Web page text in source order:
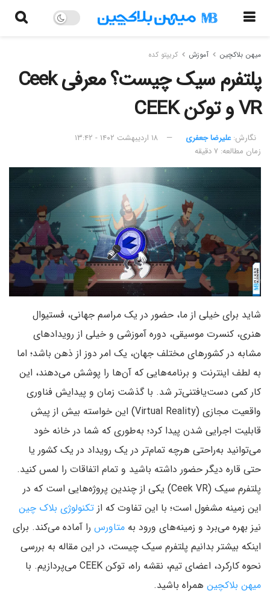
میهن بلاکچین آموزش کریپتو کده
پلتفرم سیک چیست؟ معرفی Ceek
VR و توکن CEEK
نگارش:‌ علیرضا جعفری
۱۸ اردیبهشت ۱۴۰۲ - ۱۳:۴۲
زمان مطالعه: ۷ دقیقه
شاید برای خیلی از ما، حضور در یک مراسم جهانی، فستیوال
هنری، کنسرت موسیقی، دوره‌ آموزشی و خیلی از رویدادهای
مشابه در کشورهای مختلف جهان، یک امر دوز از ذهن باشد؛ اما
به لطف اینترنت و برنامه‌هایی که آن‌ها را پوشش می‌دهند، این
کار کمی دست‌یافتنی‌تر شد. با گذشت زمان و پیدایش فناوری
واقعیت مجازی (Virtual Reality) این خواسته بیش از پیش
قابلیت اجرایی شدن پیدا کرد؛ به‌طوری که شما در خانه خود
می‌توانید به‌راحتی هرچه تمام‌تر در یک رویداد در یک کشور یا
حتی قاره دیگر حضور داشته باشید و تمام اتفاقات را لمس کنید.
پلتفرم سیک (Ceek VR) یکی از چندین پروژه‌هایی است که در
این زمینه مشغول است؛ با این تفاوت که از تکنولوژی بلاک چین
نیز بهره می‌برد و زمینه‌های ورود به متاورس را آماده می‌کند. برای
اینکه بیشتر بدانیم پلتفرم سیک چیست، در این مقاله به بررسی
نحوه کارکرد، اعضای تیم، نقشه راه، توکن CEEK می‌پردازیم. با
میهن بلاکچین همراه باشید.